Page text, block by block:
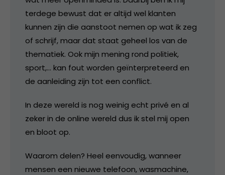
terdege bewust dat er altijd wel klanten
kunnen zijn die aanstoot nemen op wat ik zeg
of schrijf, maar dat staat geheel los van de
thematiek. Ook mijn mening rond politiek,
sport,… kan fout worden geïnterpreteerd en
de aanleiding zijn tot een conflict.
In deze wereld is nog weinig echt privé en al
zeker in de online wereld dus ik stel mij open
en bloot op.
Waarom delen? Heel eenvoudig, wanneer
mensen een nieuwe telefoon, wasmachine,